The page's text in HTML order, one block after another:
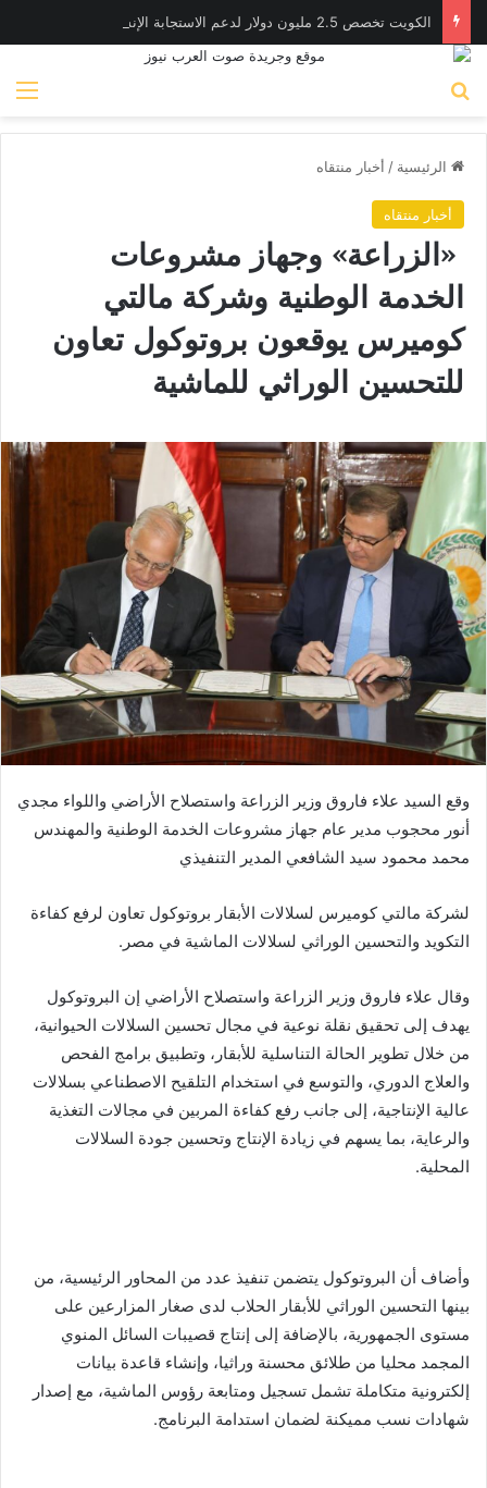
الرئيسية / أخبار منتقاه
أخبار منتقاه
«الزراعة» وجهاز مشروعات
الخدمة الوطنية وشركة مالتي
كوميرس يوقعون بروتوكول تعاون
للتحسين الوراثي للماشية
وقع السيد علاء فاروق وزير الزراعة واستصلاح الأراضي واللواء مجدي
أنور محجوب مدير عام جهاز مشروعات الخدمة الوطنية والمهندس
محمد محمود سيد الشافعي المدير التنفيذي
لشركة مالتي كوميرس لسلالات الأبقار بروتوكول تعاون لرفع كفاءة
التكويد والتحسين الوراثي لسلالات الماشية في مصر.
وقال علاء فاروق وزير الزراعة واستصلاح الأراضي إن البروتوكول
يهدف إلى تحقيق نقلة نوعية في مجال تحسين السلالات الحيوانية،
من خلال تطوير الحالة التناسلية للأبقار، وتطبيق برامج الفحص
والعلاج الدوري، والتوسع في استخدام التلقيح الاصطناعي بسلالات
عالية الإنتاجية، إلى جانب رفع كفاءة المربين في مجالات التغذية
والرعاية، بما يسهم في زيادة الإنتاج وتحسين جودة السلالات
المحلية.
وأضاف أن البروتوكول يتضمن تنفيذ عدد من المحاور الرئيسية، من
بينها التحسين الوراثي للأبقار الحلاب لدى صغار المزارعين على
مستوى الجمهورية، بالإضافة إلى إنتاج قصيبات السائل المنوي
المجمد محليا من طلائق محسنة وراثيا، وإنشاء قاعدة بيانات
إلكترونية متكاملة تشمل تسجيل ومتابعة رؤوس الماشية، مع إصدار
شهادات نسب مميكنة لضمان استدامة البرنامج.